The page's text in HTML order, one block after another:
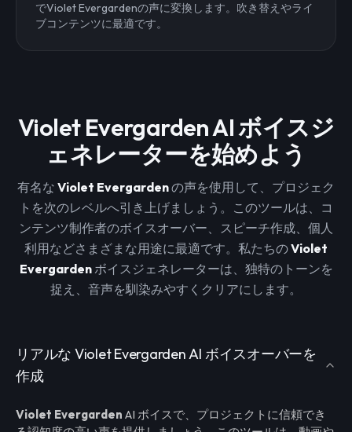
でViolet Evergardenの声に変換します。吹き替えやライ
ブコンテンツに最適です。
Violet Evergarden AI ボイスジ
ェネレーターを始めよう
有名な Violet Evergardenの声を使用して、プロジェク
トを次のレベルへ引き上げましょう。このツールは、コ
ンテンツ制作者のボイスオーバー、スピーチ作成、個人
利用などさまざまな用途に最適です。私たちのViolet
Evergardenボイスジェネレーターは、独特のトーンを
捉え、音声を馴染みやすくクリアにします。
リアルな Violet Evergarden AI ボイスオーバーを
作成
Violet Evergarden AI ボイスで、プロジェクトに信頼でき